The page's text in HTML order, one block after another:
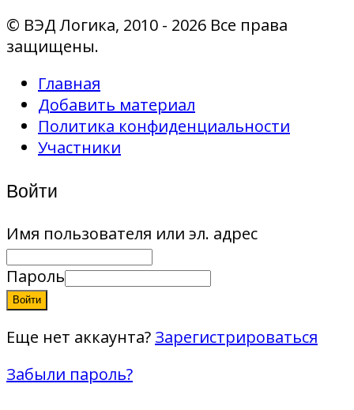
© ВЭД Логика, 2010 - 2026 Все права
защищены.
Главная
Добавить материал
Политика конфиденциальности
Участники
Войти
Имя пользователя или эл. адрес
Пароль
Войти
Еще нет аккаунта? Зарегистрироваться
Забыли пароль?